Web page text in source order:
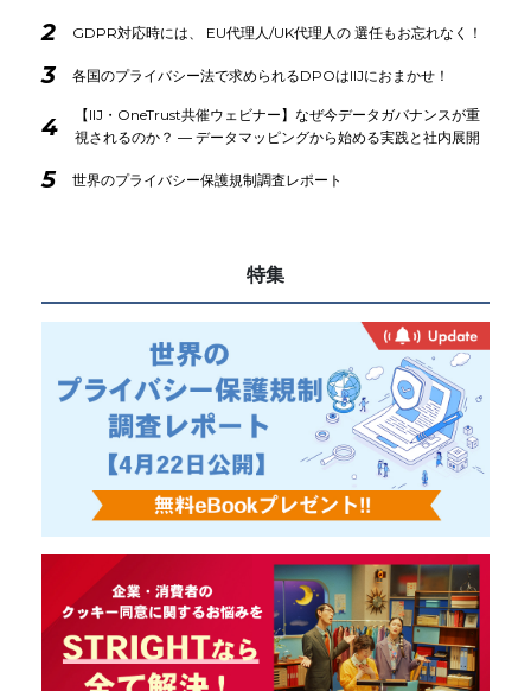
2 GDPR対応時には、 EU代理人/UK代理人の 選任もお忘れなく！
3 各国のプライバシー法で求められるDPOはIIJにおまかせ！
4
【IIJ・OneTrust共催ウェビナー】なぜ今データガバナンスが重
視されるのか？ ― データマッピングから始める実践と社内展開
5 世界のプライバシー保護規制調査レポート
特集